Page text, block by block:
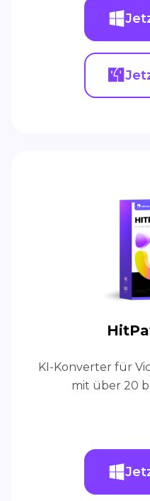
KI-Konverter für
mit über 20